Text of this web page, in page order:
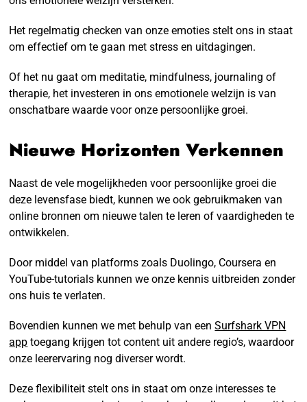
Het regelmatig checken van onze emoties stelt ons in staat
om effectief om te gaan met stress en uitdagingen.
Of het nu gaat om meditatie, mindfulness, journaling of
therapie, het investeren in ons emotionele welzijn is van
onschatbare waarde voor onze persoonlijke groei.
Nieuwe Horizonten Verkennen
Naast de vele mogelijkheden voor persoonlijke groei die
deze levensfase biedt, kunnen we ook gebruikmaken van
online bronnen om nieuwe talen te leren of vaardigheden te
ontwikkelen.
Door middel van platforms zoals Duolingo, Coursera en
YouTube-tutorials kunnen we onze kennis uitbreiden zonder
ons huis te verlaten.
Bovendien kunnen we met behulp van eenSurfshark VPN
app toegang krijgen tot content uit andere regio’s, waardoor
onze leerervaring nog diverser wordt.
Deze flexibiliteit stelt ons in staat om onze interesses te